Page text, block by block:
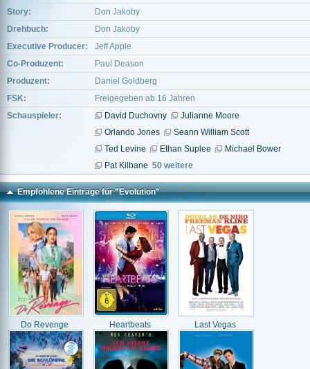
Story:
Don Jakoby
Drehbuch:
Don Jakoby
Executive Producer:
Jeff Apple
Co-Produzent:
Paul Deason
Produzent:
Daniel Goldberg
FSK:
Freigegeben ab 16 Jahren
Schauspieler:
David Duchovny
Julianne Moore
Orlando Jones
Seann William Scott
Ted Levine
Ethan Suplee
Michael Bower
Pat Kilbane 50 weitere
Empfohlene Einträge für "Evolution"
Do Revenge Heartbeats Last Vegas